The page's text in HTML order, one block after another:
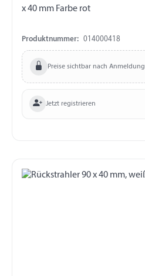
x 40 mm Farbe rot
Produktnummer: 014000418
Preise sichtbar nach Anmeldung
Jetzt registrieren